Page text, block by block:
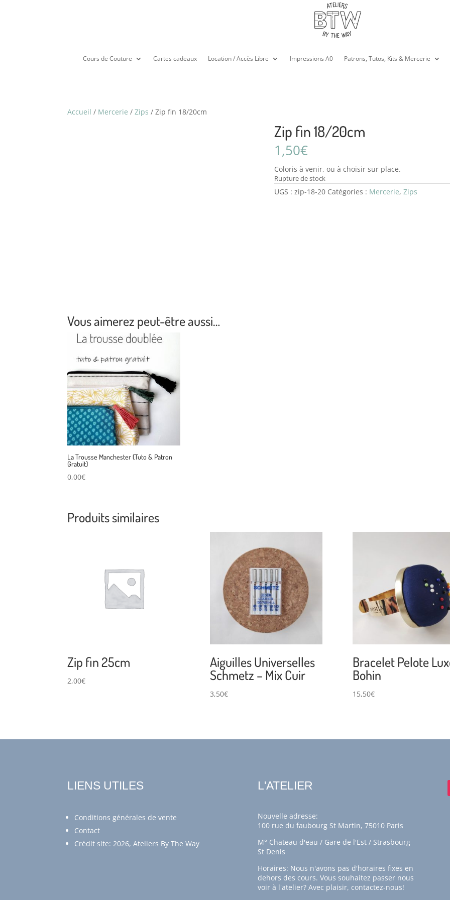
Cours de Couture Cartes cadeaux Location / Accès Libre Impressions A0 Patrons, Tutos, Kits & Mercerie
Accueil / Mercerie /Zips / Zip fin 18/20cm
Zip fin 18/20cm
1,50€
Coloris à venir, ou à choisir sur place.
Rupture de stock
UGS :zip-18-20 Catégories : Mercerie,Zips
Vous aimerez peut-être aussi…
La Trousse Manchester (Tuto & Patron
Gratuit)
0,00€
Produits similaires
Zip fin 25cm
2,00€
Aiguilles Universelles
Schmetz – Mix Cuir
3,50€
Bracelet Pelote
Bohin
15,50€
LIENS UTILES
Conditions générales de vente
Contact
Crédit site: 2026, Ateliers By The Way
L'ATELIER
Nouvelle adresse:
100 rue du faubourg St Martin, 75010 Paris
M° Chateau d'eau / Gare de l'Est / Strasbourg
St Denis
Horaires: Nous n'avons pas d'horaires fixes en
dehors des cours. Vous souhaitez passer nous
voir à l'atelier? Avec plaisir, contactez-nous!